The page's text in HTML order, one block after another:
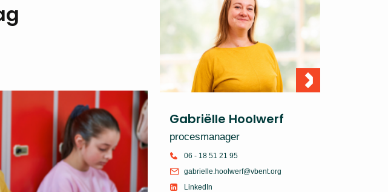
Gabriëlle Hoolwerf
procesmanager
06 - 18 51 21 95
gabrielle.hoolwerf@vbent.org
LinkedIn